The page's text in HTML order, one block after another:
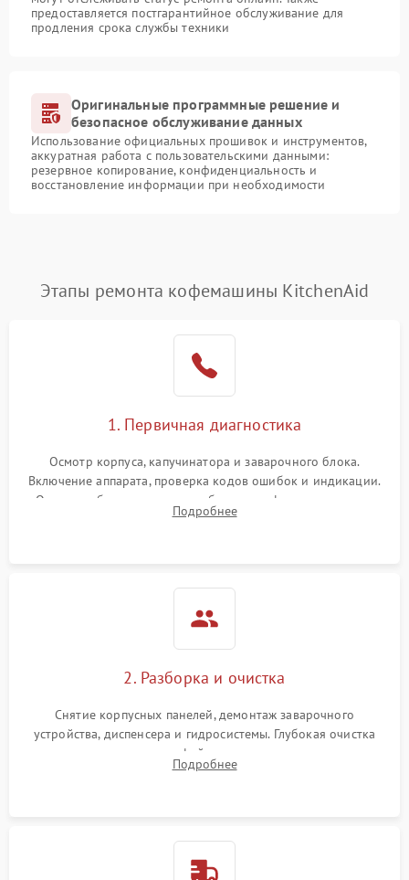
предоставляется постгарантийное обслуживание для
продления срока службы техники
Оригинальные программные решение и
безопасное обслуживание данных
Использование официальных прошивок и инструментов,
аккуратная работа с пользовательскими данными:
резервное копирование, конфиденциальность и
восстановление информации при необходимости
Этапы ремонта кофемашины KitchenAid
1. Первичная диагностика
Осмотр корпуса, капучинатора и заварочного блока.
Включение аппарата, проверка кодов ошибок и индикации.
Оценка работы помпы, термоблока и кофемолки на слух.
Измерение температуры и давления воды для выявления
Подробнее
2. Разборка и очистка
Снятие корпусных панелей, демонтаж заварочного
устройства, диспенсера и гидросистемы. Глубокая очистка
внутренних узлов от кофейных масел, жмыха и накипи.
Промывка дренажных каналов и фильтров с использованием
Подробнее